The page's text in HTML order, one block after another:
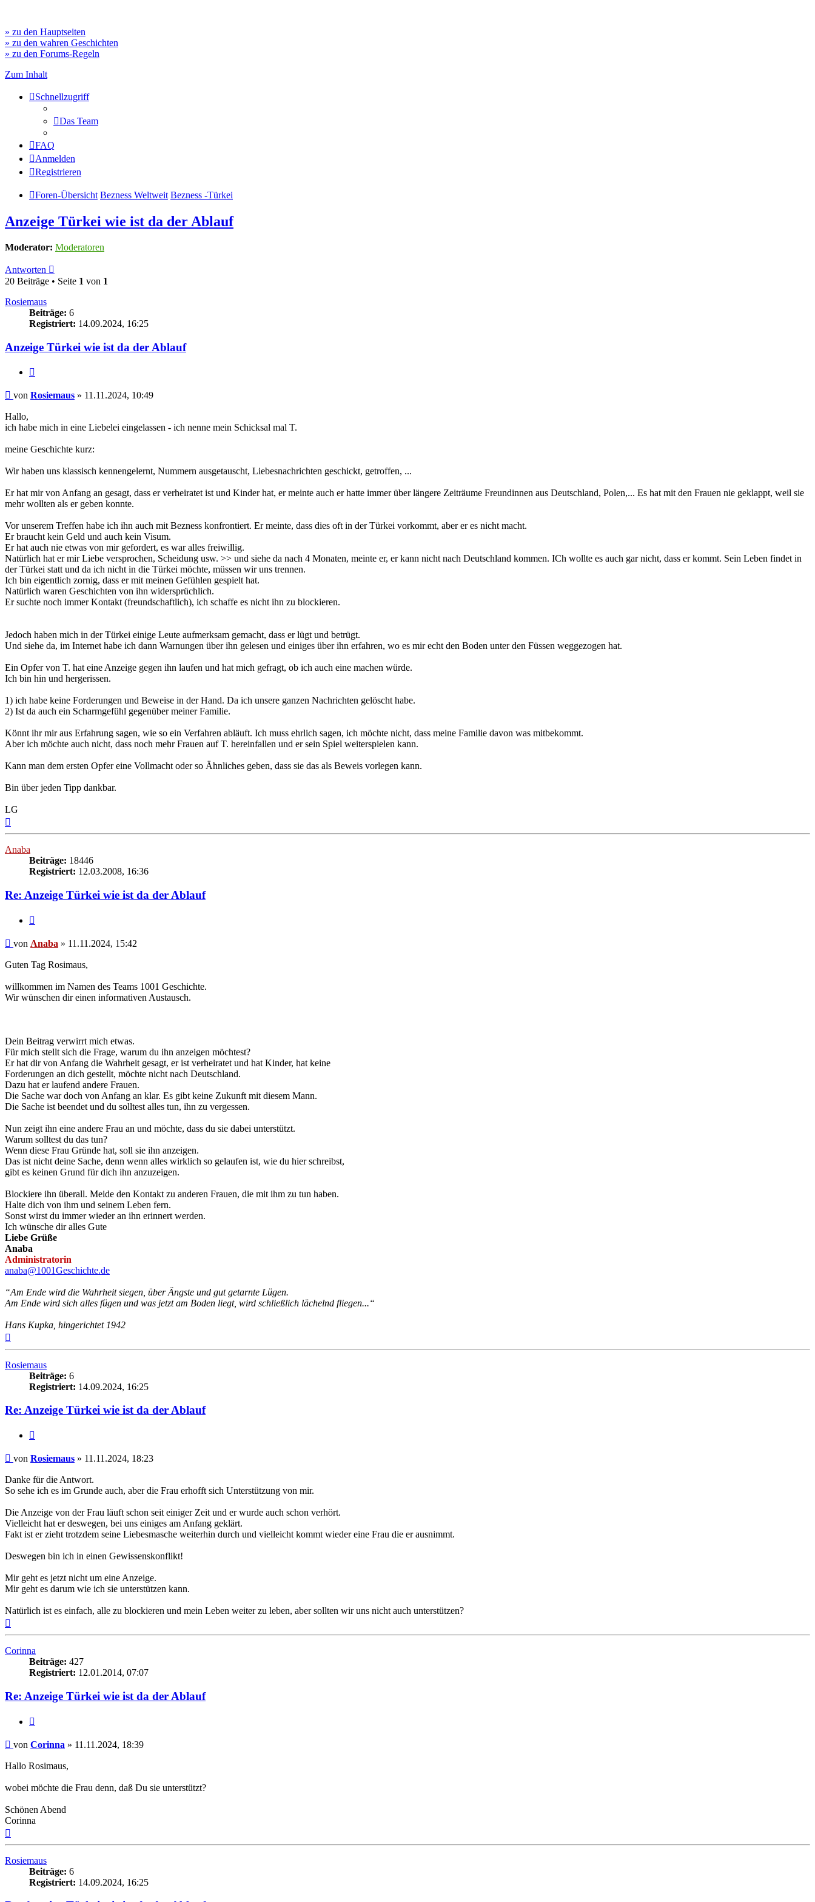
» zu den Hauptseiten
» zu den wahren Geschichten
» zu den Forums-Regeln
Zum Inhalt
Schnellzugriff
Das Team
FAQ
Anmelden
Registrieren
Foren-Übersicht Bezness Weltweit Bezness -Türkei
Anzeige Türkei wie ist da der Ablauf
Moderator: Moderatoren
Antworten
20 Beiträge • Seite 1 von 1
Rosiemaus
Beiträge: 6
Registriert: 14.09.2024, 16:25
Anzeige Türkei wie ist da der Ablauf
Beitrag
von Rosiemaus » 11.11.2024, 10:49
Hallo,
ich habe mich in eine Liebelei eingelassen - ich nenne mein Schicksal mal T.
meine Geschichte kurz:
Wir haben uns klassisch kennengelernt, Nummern ausgetauscht, Liebesnachrichten geschickt, getroffen, ...
Er hat mir von Anfang an gesagt, dass er verheiratet ist und Kinder hat, er meinte auch er hatte immer über längere Zeiträume Freundinnen aus Deutschland, Polen,... Es hat mit den Frauen nie geklappt, weil sie
mehr wollten als er geben konnte.
Vor unserem Treffen habe ich ihn auch mit Bezness konfrontiert. Er meinte, dass dies oft in der Türkei vorkommt, aber er es nicht macht.
Er braucht kein Geld und auch kein Visum.
Er hat auch nie etwas von mir gefordert, es war alles freiwillig.
Natürlich hat er mir Liebe versprochen, Scheidung usw. >> und siehe da nach 4 Monaten, meinte er, er kann nicht nach Deutschland kommen. ICh wollte es auch gar nicht, dass er kommt. Sein Leben findet in
der Türkei statt und da ich nicht in die Türkei möchte, müssen wir uns trennen.
Ich bin eigentlich zornig, dass er mit meinen Gefühlen gespielt hat.
Natürlich waren Geschichten von ihn widersprüchlich.
Er suchte noch immer Kontakt (freundschaftlich), ich schaffe es nicht ihn zu blockieren.
Jedoch haben mich in der Türkei einige Leute aufmerksam gemacht, dass er lügt und betrügt.
Und siehe da, im Internet habe ich dann Warnungen über ihn gelesen und einiges über ihn erfahren, wo es mir echt den Boden unter den Füssen weggezogen hat.
Ein Opfer von T. hat eine Anzeige gegen ihn laufen und hat mich gefragt, ob ich auch eine machen würde.
Ich bin hin und hergerissen.
1) ich habe keine Forderungen und Beweise in der Hand. Da ich unsere ganzen Nachrichten gelöscht habe.
2) Ist da auch ein Scharmgefühl gegenüber meiner Familie.
Könnt ihr mir aus Erfahrung sagen, wie so ein Verfahren abläuft. Ich muss ehrlich sagen, ich möchte nicht, dass meine Familie davon was mitbekommt.
Aber ich möchte auch nicht, dass noch mehr Frauen auf T. hereinfallen und er sein Spiel weiterspielen kann.
Kann man dem ersten Opfer eine Vollmacht oder so Ähnliches geben, dass sie das als Beweis vorlegen kann.
Bin über jeden Tipp dankbar.
LG
Anaba
Beiträge: 18446
Registriert: 12.03.2008, 16:36
Re: Anzeige Türkei wie ist da der Ablauf
Beitrag
von Anaba » 11.11.2024, 15:42
Guten Tag Rosimaus,
willkommen im Namen des Teams 1001 Geschichte.
Wir wünschen dir einen informativen Austausch.
Dein Beitrag verwirrt mich etwas.
Für mich stellt sich die Frage, warum du ihn anzeigen möchtest?
Er hat dir von Anfang die Wahrheit gesagt, er ist verheiratet und hat Kinder, hat keine
Forderungen an dich gestellt, möchte nicht nach Deutschland.
Dazu hat er laufend andere Frauen.
Die Sache war doch von Anfang an klar. Es gibt keine Zukunft mit diesem Mann.
Die Sache ist beendet und du solltest alles tun, ihn zu vergessen.
Nun zeigt ihn eine andere Frau an und möchte, dass du sie dabei unterstützt.
Warum solltest du das tun?
Wenn diese Frau Gründe hat, soll sie ihn anzeigen.
Das ist nicht deine Sache, denn wenn alles wirklich so gelaufen ist, wie du hier schreibst,
gibt es keinen Grund für dich ihn anzuzeigen.
Blockiere ihn überall. Meide den Kontakt zu anderen Frauen, die mit ihm zu tun haben.
Halte dich von ihm und seinem Leben fern.
Sonst wirst du immer wieder an ihn erinnert werden.
Ich wünsche dir alles Gute
Liebe Grüße
Anaba
Administratorin
anaba@1001Geschichte.de
“Am Ende wird die Wahrheit siegen, über Ängste und gut getarnte Lügen.
Am Ende wird sich alles fügen und was jetzt am Boden liegt, wird schließlich lächelnd fliegen...“
Hans Kupka, hingerichtet 1942
Rosiemaus
Beiträge: 6
Registriert: 14.09.2024, 16:25
Re: Anzeige Türkei wie ist da der Ablauf
Beitrag
von Rosiemaus » 11.11.2024, 18:23
Danke für die Antwort.
So sehe ich es im Grunde auch, aber die Frau erhofft sich Unterstützung von mir.
Die Anzeige von der Frau läuft schon seit einiger Zeit und er wurde auch schon verhört.
Vielleicht hat er deswegen, bei uns einiges am Anfang geklärt.
Fakt ist er zieht trotzdem seine Liebesmasche weiterhin durch und vielleicht kommt wieder eine Frau die er ausnimmt.
Deswegen bin ich in einen Gewissenskonflikt!
Mir geht es jetzt nicht um eine Anzeige.
Mir geht es darum wie ich sie unterstützen kann.
Natürlich ist es einfach, alle zu blockieren und mein Leben weiter zu leben, aber sollten wir uns nicht auch unterstützen?
Corinna
Beiträge: 427
Registriert: 12.01.2014, 07:07
Re: Anzeige Türkei wie ist da der Ablauf
Beitrag
von Corinna » 11.11.2024, 18:39
Hallo Rosimaus,
wobei möchte die Frau denn, daß Du sie unterstützt?
Schönen Abend
Corinna
Rosiemaus
Beiträge: 6
Registriert: 14.09.2024, 16:25